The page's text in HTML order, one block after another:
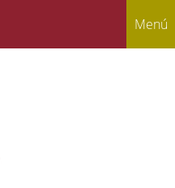
Menú